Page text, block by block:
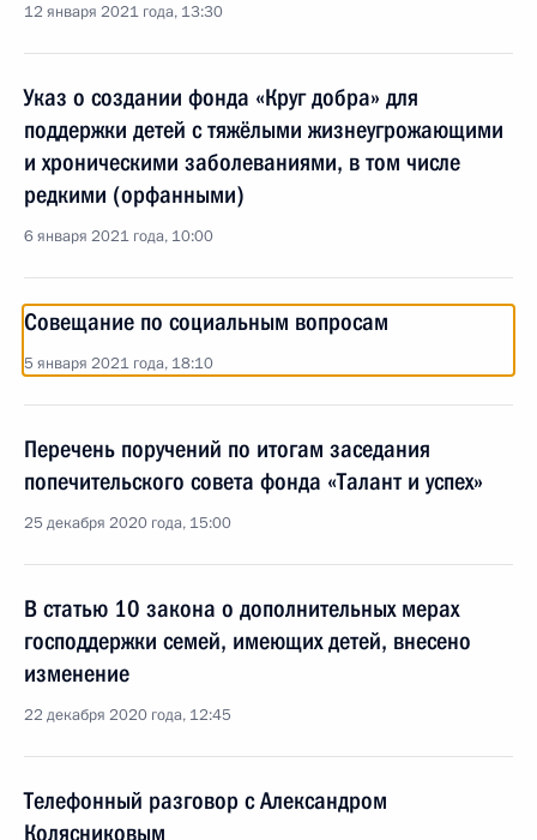
12 января 2021 года, 13:30
Указ о создании фонда «Круг добра» для
поддержки детей с тяжёлыми жизнеугрожающими
и хроническими заболеваниями, в том числе
редкими (орфанными)
6 января 2021 года, 10:00
Совещание по социальным вопросам
5 января 2021 года, 18:10
Перечень поручений по итогам заседания
попечительского совета фонда «Талант и успех»
25 декабря 2020 года, 15:00
В статью 10 закона о дополнительных мерах
господдержки семей, имеющих детей, внесено
изменение
22 декабря 2020 года, 12:45
Телефонный разговор с Александром
Колясниковым